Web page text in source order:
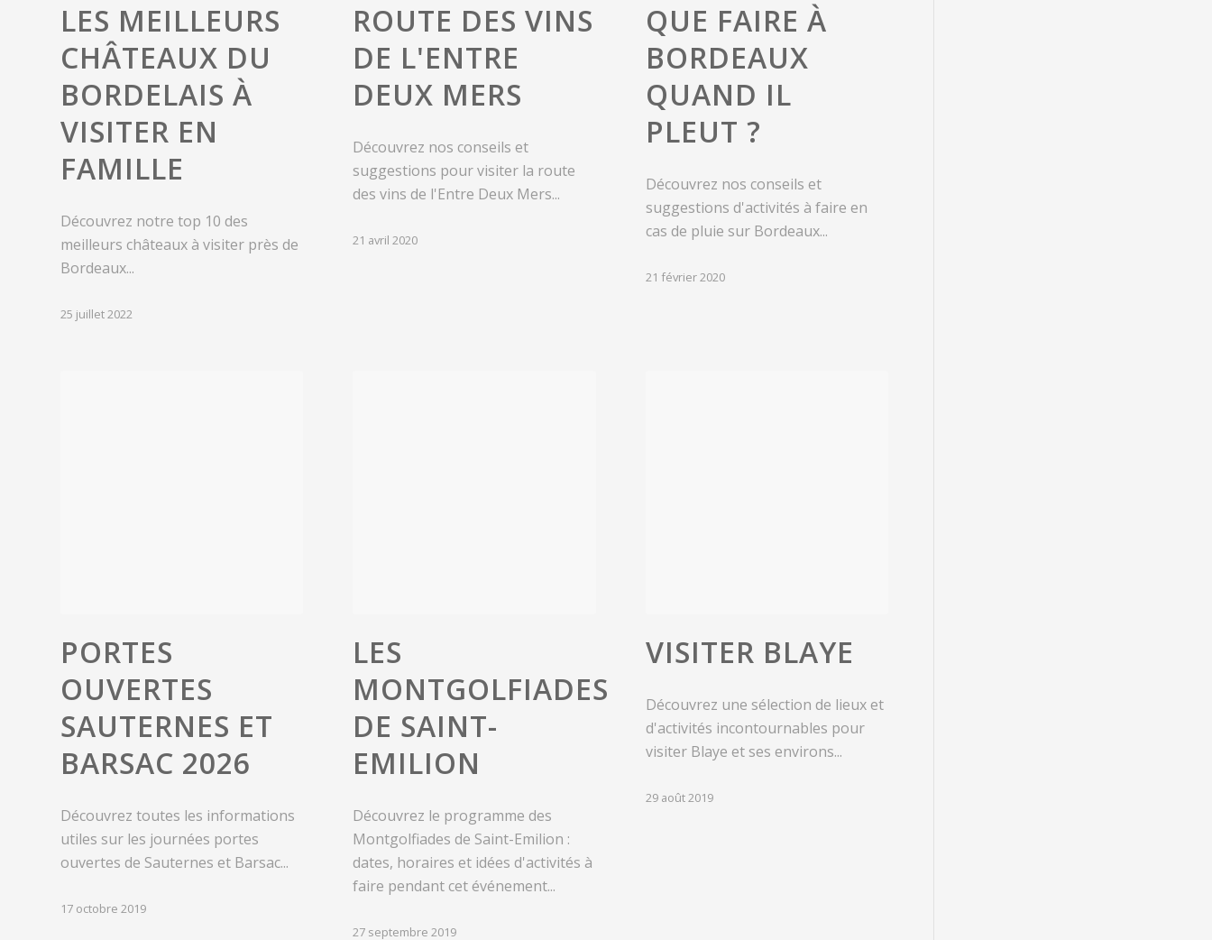
LES MEILLEURS
CHÂTEAUX DU
BORDELAIS À
VISITER EN
FAMILLE
Découvrez notre top 10 des
meilleurs châteaux à visiter près de
Bordeaux...
25 juillet 2022
ROUTE DES VINS
DE L'ENTRE
DEUX MERS
Découvrez nos conseils et
suggestions pour visiter la route
des vins de l'Entre Deux Mers...
21 avril 2020
QUE FAIRE À
BORDEAUX
QUAND IL
PLEUT ?
Découvrez nos conseils et
suggestions d'activités à faire en
cas de pluie sur Bordeaux...
21 février 2020
PORTES
OUVERTES
SAUTERNES ET
BARSAC 2026
Découvrez toutes les informations
utiles sur les journées portes
ouvertes de Sauternes et Barsac...
17 octobre 2019
LES
MONTGOLFIADES
DE SAINT-
EMILION
Découvrez le programme des
Montgolfiades de Saint-Emilion :
dates, horaires et idées d'activités à
faire pendant cet événement...
27 septembre 2019
VISITER BLAYE
Découvrez une sélection de lieux et
d'activités incontournables pour
visiter Blaye et ses environs...
29 août 2019